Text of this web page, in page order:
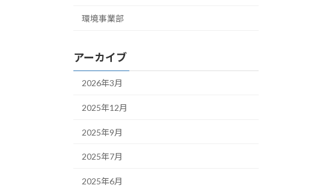
環境事業部
アーカイブ
2026年3月
2025年12月
2025年9月
2025年7月
2025年6月